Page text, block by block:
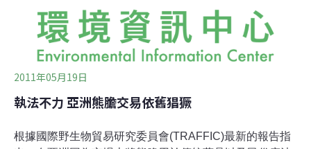
2011年05月19日
執法不力 亞洲熊膽交易依舊猖獗
根據國際野生物貿易研究委員會(TRAFFIC)最新的報告指